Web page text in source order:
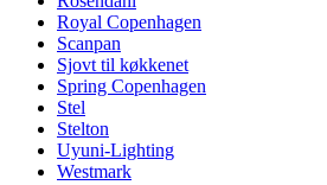
Royal Copenhagen
Scanpan
Sjovt til køkkenet
Spring Copenhagen
Stel
Stelton
Uyuni-Lighting
Westmark